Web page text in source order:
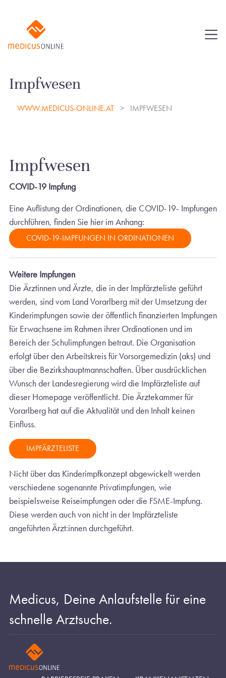
Impfwesen
WWW.MEDICUS-ONLINE.AT IMPFWESEN
Impfwesen
COVID-19 Impfung
Eine Auflistung der Ordinationen, die COVID-19- Impfungen
durchführen, finden Sie hier im Anhang:
COVID-19-IMPFUNGEN IN ORDINATIONEN
Weitere Impfungen
Die Ärztinnen und Ärzte, die in der Impfärzteliste geführt
werden, sind vom Land Vorarlberg mit der Umsetzung der
Kinderimpfungen sowie der öffentlich finanzierten Impfungen
für Erwachsene im Rahmen ihrer Ordinationen und im
Bereich der Schulimpfungen betraut. Die Organisation
erfolgt über den Arbeitskreis für Vorsorgemedizin (aks) und
über die Bezirkshauptmannschaften. Über ausdrücklichen
Wunsch der Landesregierung wird die Impfärzteliste auf
dieser Homepage veröffentlicht. Die Ärztekammer für
Vorarlberg hat auf die Aktualität und den Inhalt keinen
Einfluss.
IMPFÄRZTELISTE
Nicht über das Kinderimpfkonzept abgewickelt werden
verschiedene sogenannte Privatimpfungen, wie
beispielsweise Reiseimpfungen oder die FSME-Impfung.
Diese werden auch von nicht in der Impfärzteliste
angeführten Ärzt:innen durchgeführt.
Medicus, Deine Anlaufstelle für eine
schnelle Arztsuche.